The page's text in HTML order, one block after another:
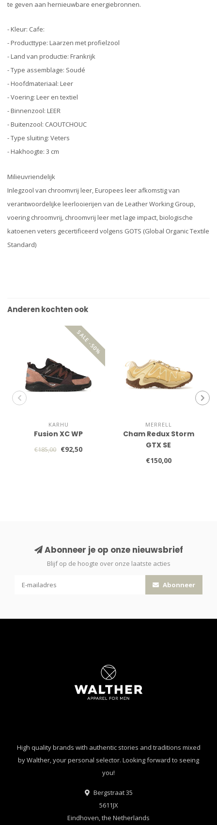
te geven aan hernieuwbare energiebronnen.
- Kleur: Cafe:
- Producttype: Laarzen met profielzool
- Land van productie: Frankrijk
- Type assemblage: Soudé
- Hoofdmateriaal: Leer
- Voering: Leer en textiel
- Binnenzool: LEER
- Buitenzool: CAOUTCHOUC
- Type sluiting: Veters
- Hakhoogte: 3 cm
Milieuvriendelijk
Inlegzool van chroomvrij leer, Europees leer afkomstig van
verantwoordelijke leerlooierijen van de Leather Working Group,
voering chroomvrij, chroomvrij leer met lage impact, biologische
katoenen veters gecertificeerd volgens GOTS (Global Organic Textile
Standard)
Anderen kochten ook
SALE -50%
KARHU
Fusion XC WP
€185,00 €92,50
MERRELL
Cham Redux Storm
GTX SE
€150,00
Abonneer je op onze nieuwsbrief
Blijf op de hoogte over onze laatste acties
Abonneer
High quality brands with authentic stories and traditions mixed
by Walther, your personal selector. Looking forward to seeing
you!
Bergstraat 35
5611JX
Eindhoven, the Netherlands